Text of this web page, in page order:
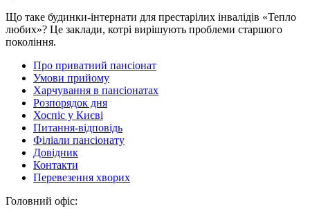
Що таке будинки-iнтернати для престарiлих iнвалiдiв «Тепло
любих»? Це заклади, котрi вирiшують проблеми старшого
поколiння.
Про приватний пансіонат
Умови прийому
Харчування в пансіонатах
Розпорядок дня
Хоспіс у Києві
Питання-відповідь
Філіали пансіонату
Довідник
Контакти
Перевезення хворих
Головний офіс: